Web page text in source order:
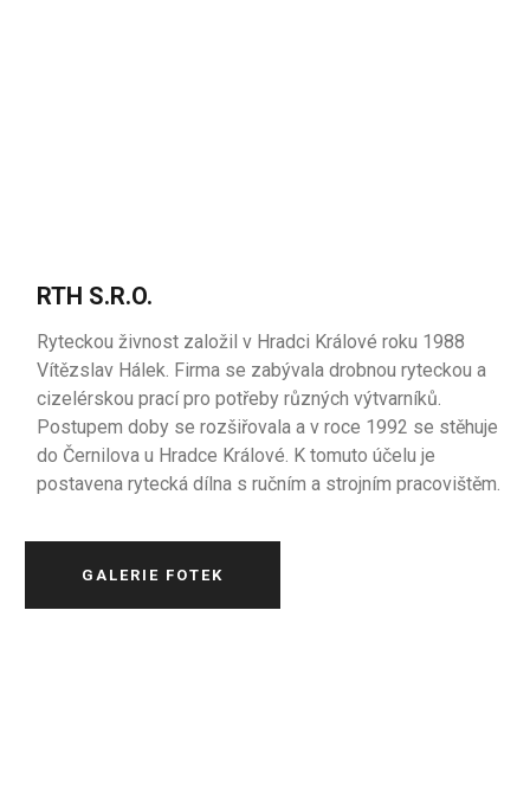
RTH S.R.O.
Ryteckou živnost založil v Hradci Králové roku 1988
Vítězslav Hálek. Firma se zabývala drobnou ryteckou a
cizelérskou prací pro potřeby různých výtvarníků.
Postupem doby se rozšiřovala a v roce 1992 se stěhuje
do Černilova u Hradce Králové. K tomuto účelu je
postavena rytecká dílna s ručním a strojním pracovištěm.
GALERIE FOTEK